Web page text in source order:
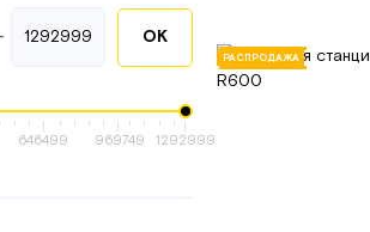
ОК
646499 969749 1292999
РАСПРОДАЖА